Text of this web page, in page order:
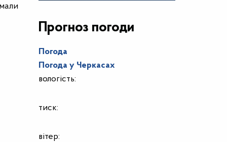
Прогноз погоди
Погода
Погода у Черкасах
вологість:
тиск:
вітер: